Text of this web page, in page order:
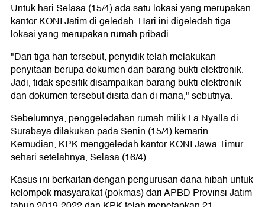
Untuk hari Selasa (15/4) ada satu lokasi yang merupakan
kantor KONI Jatim di geledah. Hari ini digeledah tiga
lokasi yang merupakan rumah pribadi.
"Dari tiga hari tersebut, penyidik telah melakukan
penyitaan berupa dokumen dan barang bukti elektronik.
Jadi, tidak spesifik disampaikan barang bukti elektronik
dan dokumen tersebut disita dan di mana," sebutnya.
Sebelumnya, penggeledahan rumah milik La Nyalla di
Surabaya dilakukan pada Senin (15/4) kemarin.
Kemudian, KPK menggeledah kantor KONI Jawa Timur
sehari setelahnya, Selasa (16/4).
Kasus ini berkaitan dengan pengurusan dana hibah untuk
kelompok masyarakat (pokmas) dari APBD Provinsi Jatim